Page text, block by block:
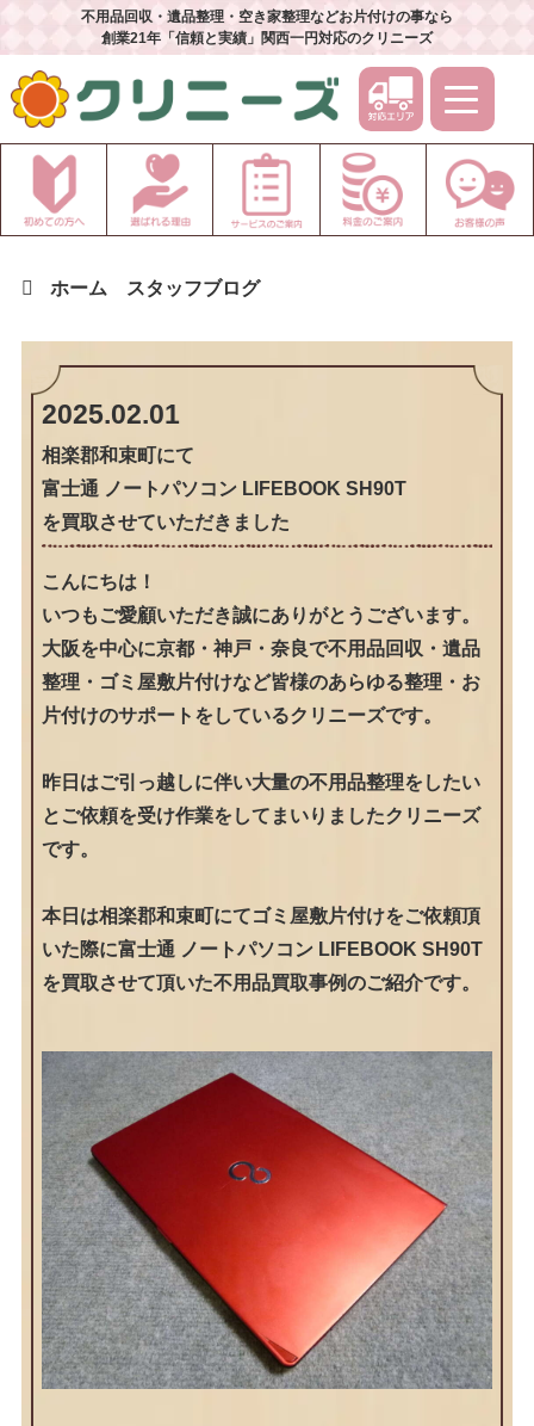
不用品回収・遺品整理・空き家整理などお片付けの事なら
創業21年「信頼と実績」関西一円対応のクリニーズ
ホーム スタッフブログ
2025.02.01
相楽郡和束町にて
富士通 ノートパソコン LIFEBOOK SH90T
を買取させていただきました
こんにちは！
いつもご愛顧いただき誠にありがとうございます。
大阪を中心に京都・神戸・奈良で不用品回収・遺品
整理・ゴミ屋敷片付けなど皆様のあらゆる整理・お
片付けのサポートをしているクリニーズです。
昨日はご引っ越しに伴い大量の不用品整理をしたい
とご依頼を受け作業をしてまいりましたクリニーズ
です。
本日は相楽郡和束町にてゴミ屋敷片付けをご依頼頂
いた際に富士通 ノートパソコン LIFEBOOK SH90T
を買取させて頂いた不用品買取事例のご紹介です。